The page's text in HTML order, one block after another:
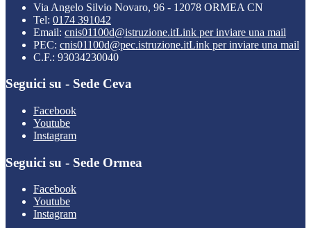
Via Angelo Silvio Novaro, 96 - 12078 ORMEA CN
Tel: 0174 391042
Email: cnis01100d@istruzione.itLink per inviare una mail
PEC: cnis01100d@pec.istruzione.itLink per inviare una mail
C.F.: 93034230040
Seguici su - Sede Ceva
Facebook
Youtube
Instagram
Seguici su - Sede Ormea
Facebook
Youtube
Instagram